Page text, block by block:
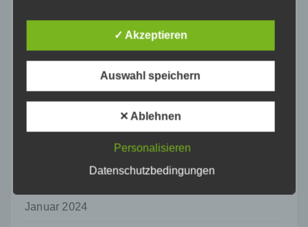
Juni 2024
Mai 2024
März 2024
Februar 2024
Januar 2024
Lage, Gesundheit, persönlicher Vorlieben,
Interessen, Zuverlässigkeit, Verhalten,
natürlichen Person zu analysieren oder
vorherzusagen.
f) Pseudonymisierung
Pseudonymisierung ist die Verarbeitung
personenbezogener Daten in einer Weise,
auf welche die personenbezogenen Daten
Informationen nicht mehr einer spezifischen
können, sofern diese zusätzlichen
✓ Akzeptieren
Auswahl speichern
✕ Ablehnen
Personalisieren
Datenschutzbedingungen